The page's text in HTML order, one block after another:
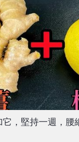
，堅持一週，腰